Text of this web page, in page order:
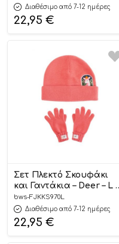
Διαθέσιμο από 7-12 ημέρες
22,95 €
Σετ Πλεκτό Σκουφάκι
και Γαντάκια – Deer – L –
FlapjackKids
bws-FJKKS970L
Διαθέσιμο από 7-12 ημέρες
22,95 €